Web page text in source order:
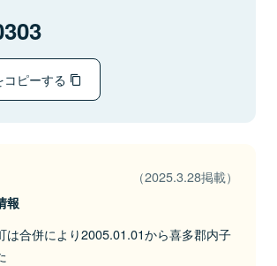
ピーする
（2025.3.28掲載）
報
は合併により2005.01.01から喜多郡内子